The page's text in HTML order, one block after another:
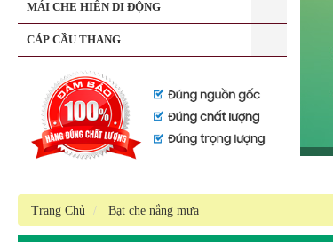
MÁI CHE HIÊN DI ĐỘNG
CÁP CẦU THANG
Trang Chủ Bạt che nắng mưa